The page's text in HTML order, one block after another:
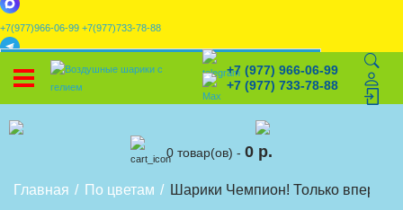
+7(977)966-06-99 +7(977)733-78-88
🎈 Конструктор
x УСТАНОВИТЕ НАШЕ ПРИЛОЖЕНИЕ!+7 (977) 966-06-99
+7 (977) 733-78-88
0 товар(ов) - 0 р.
Главная По цветам Шарики Чемпион! Только вперед